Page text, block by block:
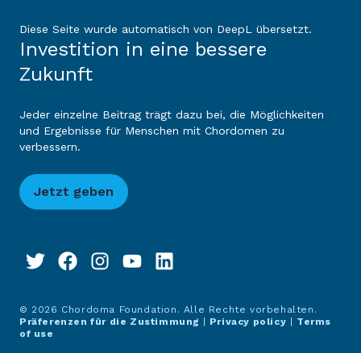
Diese Seite wurde automatisch von DeepL übersetzt.
Investition in eine bessere
Zukunft
Jeder einzelne Beitrag trägt dazu bei, die Möglichkeiten
und Ergebnisse für Menschen mit Chordomen zu
verbessern.
Jetzt geben
© 2026 Chordoma Foundation. Alle Rechte vorbehalten.
Präferenzen für die Zustimmung
Privacy policy
Terms
of use